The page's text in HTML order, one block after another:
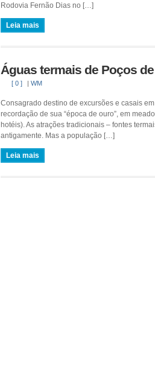
Rodovia Fernão Dias no […]
Leia mais
Águas termais de Poços
[ 0 ] | WM
Consagrado destino de excursões e casais
recordação de sua “época de ouro”, em
hotéis). As atrações tradicionais – fontes
antigamente. Mas a população […]
Leia mais